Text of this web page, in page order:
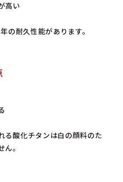
高い
の耐久性能があります。
る酸化チタンは白の顔料のた
。